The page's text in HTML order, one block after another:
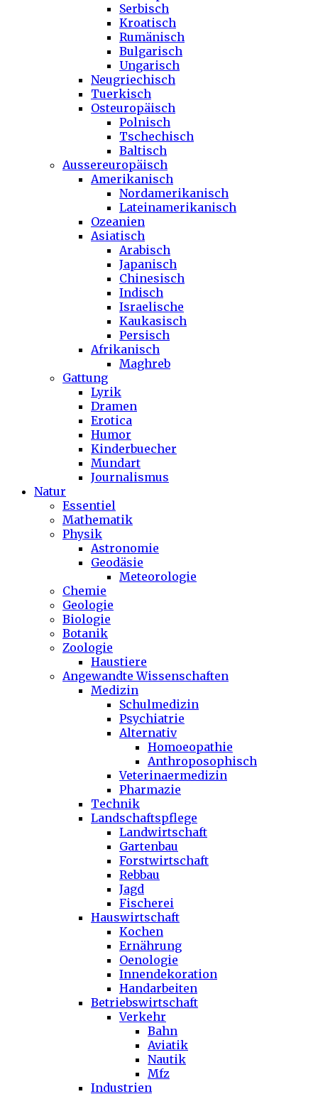
Serbisch
Kroatisch
Rumänisch
Bulgarisch
Ungarisch
Neugriechisch
Tuerkisch
Osteuropäisch
Polnisch
Tschechisch
Baltisch
Aussereuropäisch
Amerikanisch
Nordamerikanisch
Lateinamerikanisch
Ozeanien
Asiatisch
Arabisch
Japanisch
Chinesisch
Indisch
Israelische
Kaukasisch
Persisch
Afrikanisch
Maghreb
Gattung
Lyrik
Dramen
Erotica
Humor
Kinderbuecher
Mundart
Journalismus
Natur
Essentiel
Mathematik
Physik
Astronomie
Geodäsie
Meteorologie
Chemie
Geologie
Biologie
Botanik
Zoologie
Haustiere
Angewandte Wissenschaften
Medizin
Schulmedizin
Psychiatrie
Alternativ
Homoeopathie
Anthroposophisch
Veterinaermedizin
Pharmazie
Technik
Landschaftspflege
Landwirtschaft
Gartenbau
Forstwirtschaft
Rebbau
Jagd
Fischerei
Hauswirtschaft
Kochen
Ernährung
Oenologie
Innendekoration
Handarbeiten
Betriebswirtschaft
Verkehr
Bahn
Aviatik
Nautik
Mfz
Industrien